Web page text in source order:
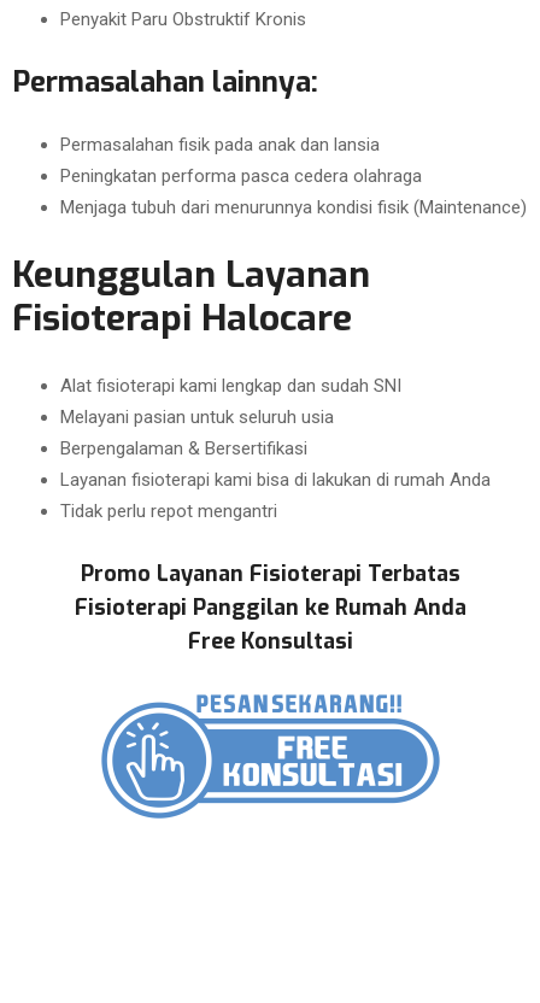
Penyakit Paru Obstruktif Kronis
Permasalahan lainnya:
Permasalahan fisik pada anak dan lansia
Peningkatan performa pasca cedera olahraga
Menjaga tubuh dari menurunnya kondisi fisik (Maintenance)
Keunggulan Layanan
Fisioterapi Halocare
Alat fisioterapi kami lengkap dan sudah SNI
Melayani pasian untuk seluruh usia
Berpengalaman & Bersertifikasi
Layanan fisioterapi kami bisa di lakukan di rumah Anda
Tidak perlu repot mengantri
Promo Layanan Fisioterapi Terbatas
Fisioterapi Panggilan ke Rumah Anda
Free Konsultasi